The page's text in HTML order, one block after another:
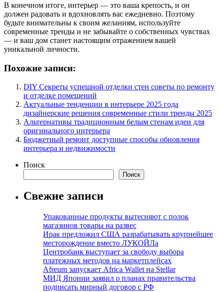
В конечном итоге, интерьер — это ваша крепость, и он
должен радовать и вдохновлять вас ежедневно. Поэтому
будьте внимательны к своим желаниям, используйте
современные тренды и не забывайте о собственных чувствах
— и ваш дом станет настоящим отражением вашей
уникальной личности.
Похожие записи:
DIY Секреты успешной отделки стен советы по ремонту
и отделке помещений
Актуальные тенденции в интерьере 2025 года
дизайнерские решения современные стили тренды 2025
Альтернативы традиционным белым стенам идеи для
оригинального интерьера
Бюджетный ремонт доступные способы обновления
интерьера и недвижимости
Поиск
Поиск
Свежие записи
Упакованные продукты вытесняют с полок
магазинов товары на развес
Ирак предложил США разрабатывать крупнейшее
месторождение вместо ЛУКОЙЛа
Центробанк выступает за свободу выбора
платежных методов на маркетплейсах
Afreum запускает Africa Wallet на Stellar
МИД Японии заявил о планах правительства
подписать мирный договор с РФ